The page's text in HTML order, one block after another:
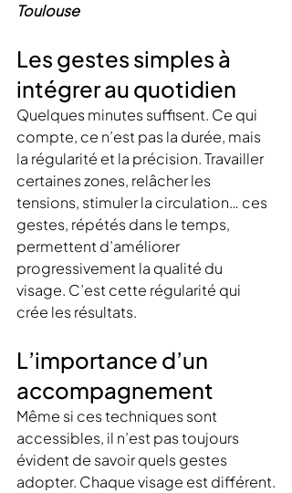
Toulouse
Les gestes simples à
intégrer au quotidien
Quelques minutes suffisent. Ce qui
compte, ce n’est pas la durée, mais
la régularité et la précision. Travailler
certaines zones, relâcher les
tensions, stimuler la circulation… ces
gestes, répétés dans le temps,
permettent d’améliorer
progressivement la qualité du
visage. C’est cette régularité qui
crée les résultats.
L’importance d’un
accompagnement
Même si ces techniques sont
accessibles, il n’est pas toujours
évident de savoir quels gestes
adopter. Chaque visage est différent.